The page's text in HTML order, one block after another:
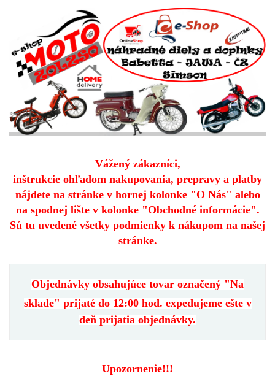
Vážený zákazníci,
inštrukcie ohľadom nakupovania, prepravy a platby
nájdete na stránke v hornej kolonke "O Nás" alebo
na spodnej lište v kolonke "Obchodné informácie".
Sú tu uvedené všetky podmienky k nákupom na našej
stránke.
Objednávky obsahujúce tovar označený "Na
sklade" prijaté do 12:00hod. expedujeme ešte v
deň prijatia objednávky.
Upozornenie!!!